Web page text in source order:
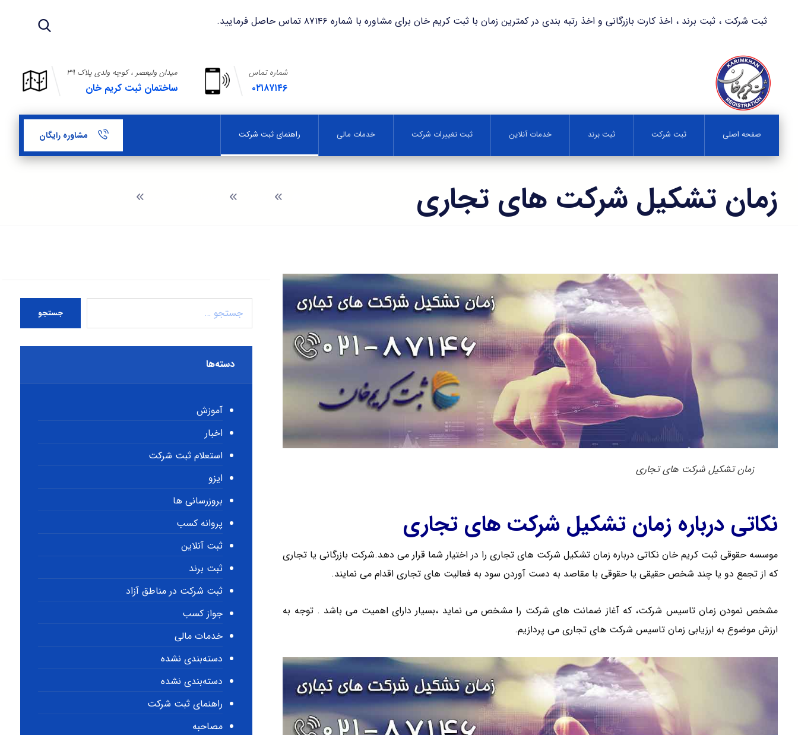
ثبت شرکت ، ثبت برند ، اخذ کارت بازرگانی و اخذ رتبه بندی در کمترین زمان با ثبت کریم خان برای مشاوره با شماره ۸۷۱۴۶ تماس حاصل فرمایید.
میدان ولیعصر ، کوچه ولدی پلاک ۳۹
ساختمان ثبت کریم خان
شماره تماس
۰۲۱۸۷۱۴۶
صفحه اصلی ثبت شرکت ثبت برند خدمات آنلاین ثبت تغییرات شرکت خدمات مالی راهنمای ثبت شرکت مشاوره رایگان
زمان تشکیل شرکت های تجاری
زمان تشکیل شرکت های تجاری
نکاتی درباره زمان تشکیل شرکت های تجاری
موسسه حقوقی ثبت کریم خان نکاتی درباره زمان تشکیل شرکت های تجاری را در اختیار شما قرار می دهد.شرکت بازرگانی یا تجاری
که از تجمع دو یا چند شخص حقیقی یا حقوقی با مقاصد به دست آوردن سود به فعالیت های تجاری اقدام می نمایند.
مشخص نمودن زمان تاسیس شرکت، که آغاز ضمانت های شرکت را مشخص می نماید ،بسیار دارای اهمیت می باشد . توجه به
ارزش موضوع به ارزیابی زمان تاسیس شرکت های تجاری می پردازیم.
جستجو
دسته‌ها
آموزش
اخبار
استعلام ثبت شرکت
ایزو
بروزرسانی ها
پروانه کسب
ثبت آنلاین
ثبت برند
ثبت شرکت در مناطق آزاد
جواز کسب
خدمات مالی
دسته‌بندی نشده
دسته‌بندی نشده
راهنمای ثبت شرکت
مصاحبه